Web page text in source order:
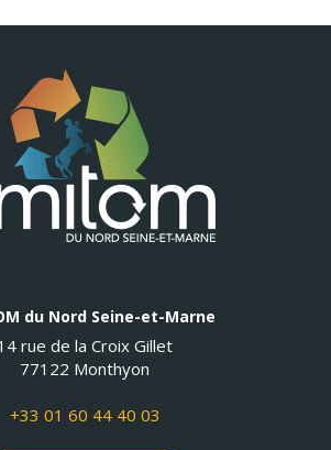
du Nord Seine-et-Marne
rue de la Croix Gillet
77122 Monthyon
+33 01 60 44 40 03